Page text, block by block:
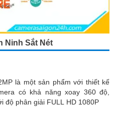
Ninh Sắt Nét
là một sản phẩm với thiết kế
độ phân giải FULL HD 1080P